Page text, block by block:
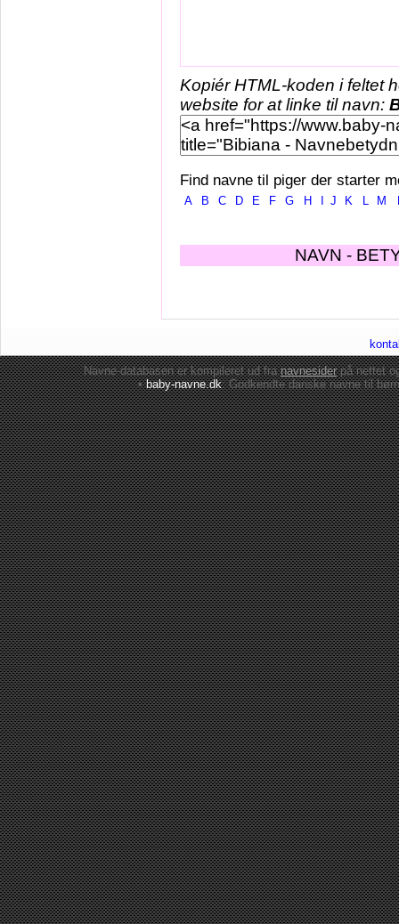
Kopiér HTML-koden i feltet
website for at linke til navn:
Find navne til piger der starter
A B C D E F G H J K L M
NAVN -
Navne-databasen er kompileret ud franavnesiderpå nettet
•baby-navne.dk: Godkendte danskenavne til børn